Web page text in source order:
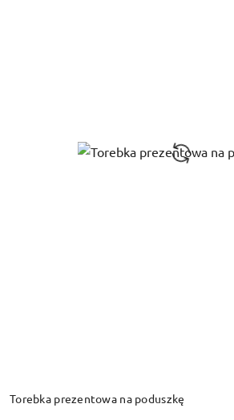
Torebka prezentowa na poduszkę